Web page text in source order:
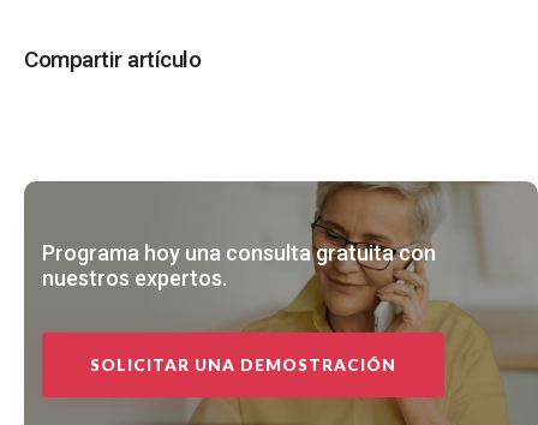
Compartir artículo
Programa hoy una consulta gratuita con
nuestros expertos.
SOLICITAR UNA DEMOSTRACIÓN